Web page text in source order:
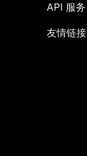
API 服务
友情链接